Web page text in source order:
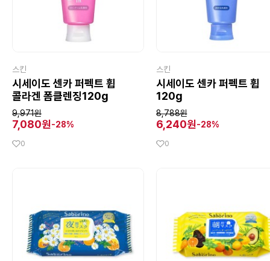
스킨
시세이도 센카 퍼펙트 휩
콜라겐 폼클렌징120g
9,971원
7,080원-28%
0
스킨
시세이도 센카 퍼펙트 휩
120g
8,788원
6,240원-28%
0